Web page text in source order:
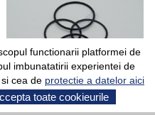
functionarii platformei de
imbunatatirii experientei de
si cea de protectie a datelor aici
toate cookieurile